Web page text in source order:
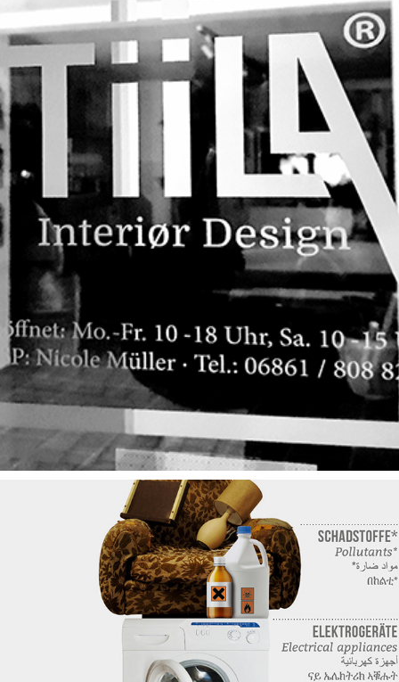
TIILA - INTERIOR DESIGN